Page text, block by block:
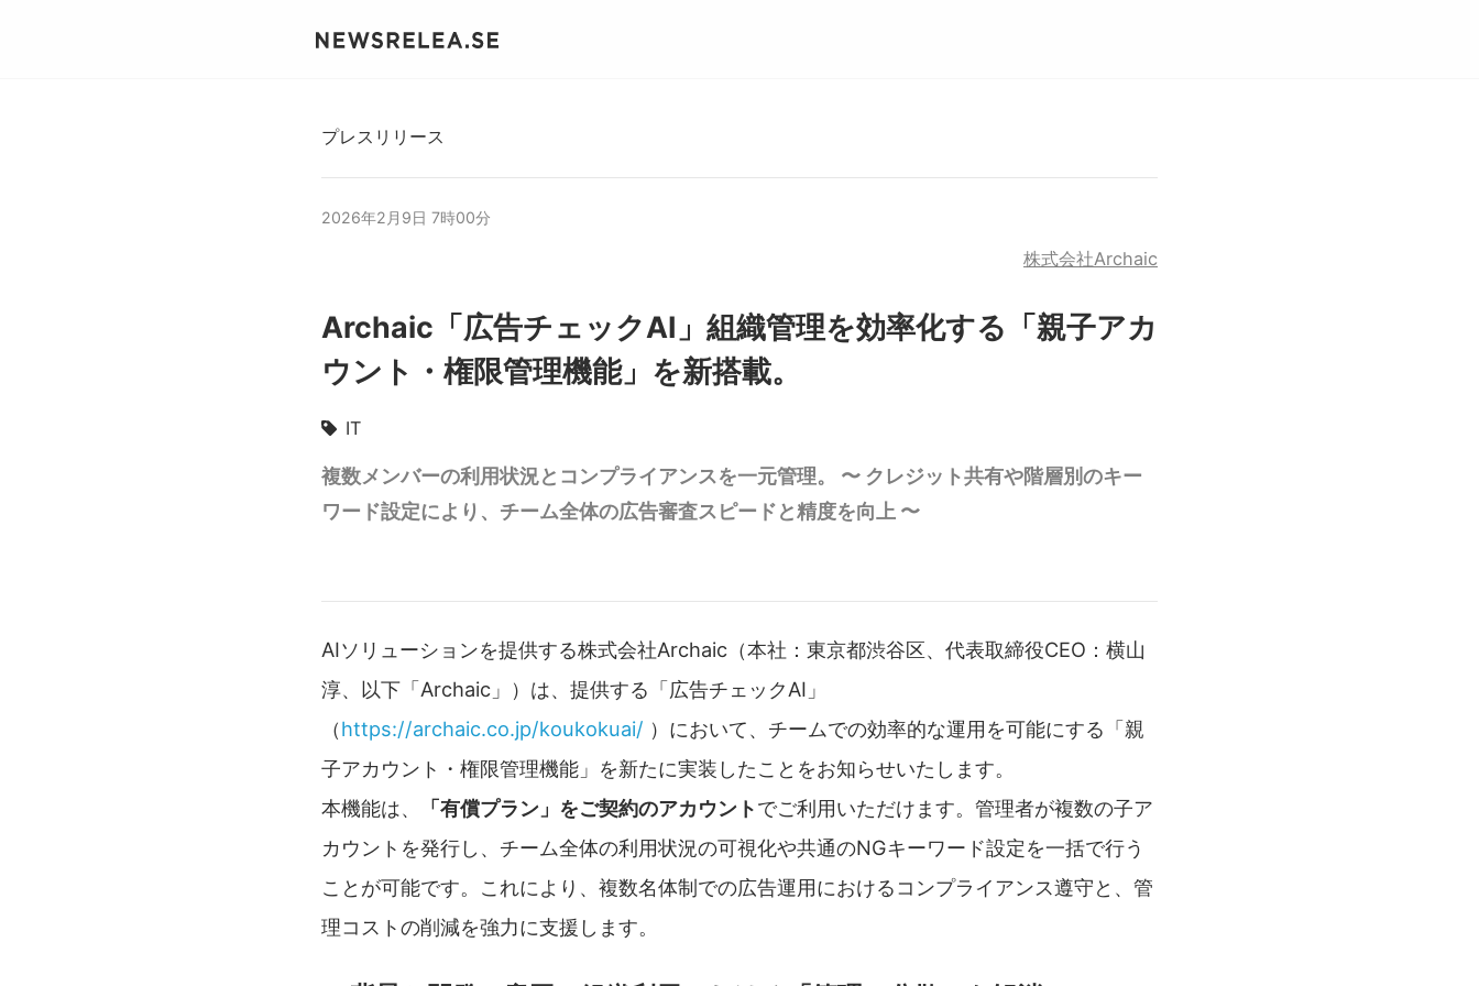
プレスリリース
2026年2月9日 7時00分
株式会社Archaic
Archaic「広告チェックAI」組織管理を効率化する「親子アカ
ウント・権限管理機能」を新搭載。
IT
複数メンバーの利用状況とコンプライアンスを一元管理。 〜 クレジット共有や階層別のキー
ワード設定により、チーム全体の広告審査スピードと精度を向上 〜
AIソリューションを提供する株式会社Archaic（本社：東京都渋谷区、代表取締役CEO：横山
淳、以下「Archaic」）は、提供する「広告チェックAI」
（https://archaic.co.jp/koukokuai/ ）において、チームでの効率的な運用を可能にする「親
子アカウント・権限管理機能」を新たに実装したことをお知らせいたします。
本機能は、
「有償プラン」をご契約のアカウントでご利用いただけます。管理者が複数の子ア
カウントを発行し、チーム全体の利用状況の可視化や共通のNGキーワード設定を一括で行う
ことが可能です。これにより、複数名体制での広告運用におけるコンプライアンス遵守と、管
理コストの削減を強力に支援します。